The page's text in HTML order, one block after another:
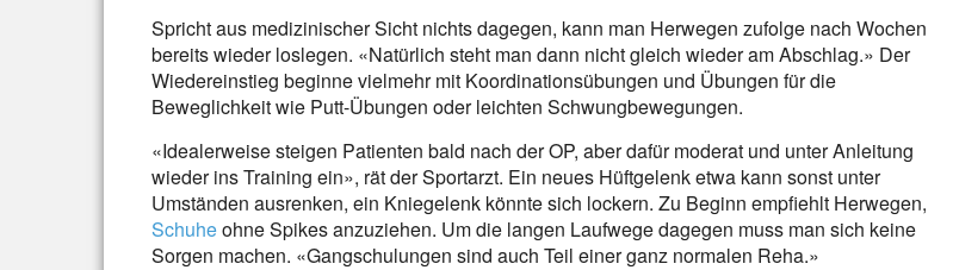
Spricht aus medizinischer Sicht nichts dagegen, kann man Herwegen zufolge nach Wochen
bereits wieder loslegen. «Natürlich steht man dann nicht gleich wieder am Abschlag.» Der
Wiedereinstieg beginne vielmehr mit Koordinationsübungen und Übungen für die
Beweglichkeit wie Putt-Übungen oder leichten Schwungbewegungen.
«Idealerweise steigen Patienten bald nach der OP, aber dafür moderat und unter Anleitung
wieder ins Training ein», rät der Sportarzt. Ein neues Hüftgelenk etwa kann sonst unter
Umständen ausrenken, ein Kniegelenk könnte sich lockern. Zu Beginn empfiehlt Herwegen,
Schuheohne Spikes anzuziehen. Um die langen Laufwege dagegen muss man sich keine
Sorgen machen. «Gangschulungen sind auch Teil einer ganz normalen Reha.»